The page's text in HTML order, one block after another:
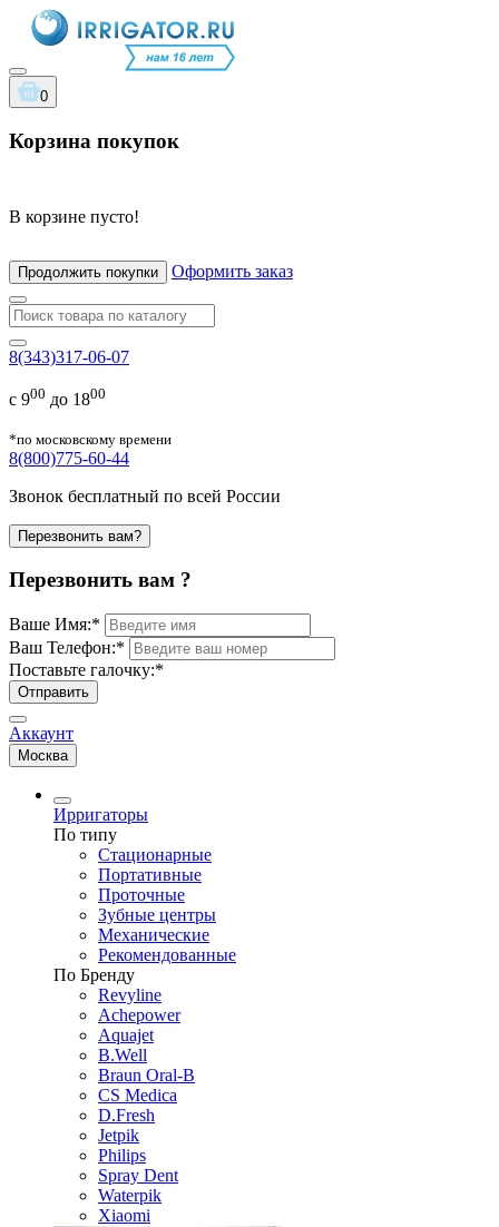
0
Корзина покупок
В корзине пусто!
Продолжить покупки Оформить заказ
8(343)317-06-07
с 900 до 1800
*по московскому времени
8(800)775-60-44
Звонок бесплатный по всей России
Перезвонить вам?
Перезвонить вам ?
Ваше Имя:*
Ваш Телефон:*
Поставьте галочку:*
Отправить
Аккаунт
Москва
Ирригаторы
По типу
Стационарные
Портативные
Проточные
Зубные центры
Механические
Рекомендованные
По Бренду
Revyline
Achepower
Aquajet
B.Well
Braun Oral-B
CS Medica
D.Fresh
Jetpik
Philips
Spray Dent
Waterpik
Xiaomi